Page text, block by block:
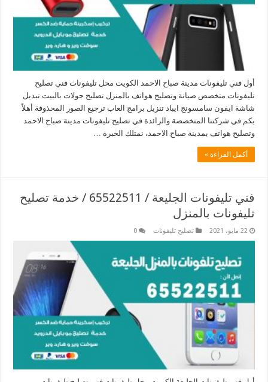
أول فني تليفونات مدينة صباح الاحمد الكويت محل تليفونات فني تصليح
تليفونات متخصص صيانة وتصليح هواتف بالمنزل تصليح جولات بالبيت تبديل
شاشة ايفون سامسونج ايباد تنزيل برامج العاب ترجيع الصور المحذوفة أهلاً
بكم في شركتنا المتخصصة والرائدة في تصليح تليفونات مدينة صباح الاحمد
وتصليح هواتف بمدينة صباح الاحمد، نمتلك الخبرة …
أكمل القراءة »
فني تليفونات الجليعة / 65522511 / خدمة تصليح
تليفونات بالمنزل
22 مايو، 2021 تصليح تليفونات 0